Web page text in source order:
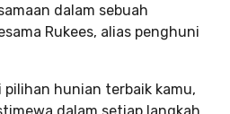
dalam sebuah
Rukees, alias penghuni
hunian terbaik kamu,